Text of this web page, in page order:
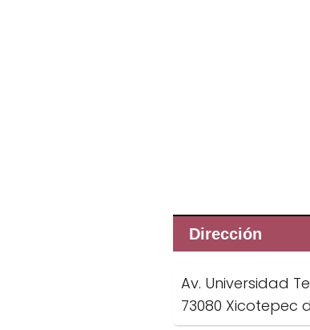
Dirección
Av. Universidad
73080 Xicotepec